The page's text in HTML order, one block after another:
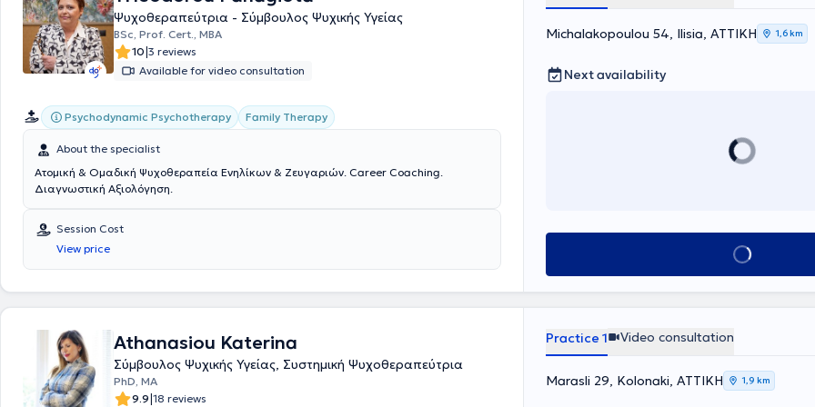
Ψυχοθεραπεύτρια - Σύμβουλος Ψυχικής Υγείας
BSc, Prof. Cert., MBA
10|3 reviews
Available for video consultation
Psychodynamic Psychotherapy Family Therapy
About the specialist
Ατομική & Ομαδική Ψυχοθεραπεία Ενηλίκων & Ζευγαριών. Career Coaching.
Διαγνωστική Αξιολόγηση.
Session Cost
View price
Michalakopoulou 54, Ilisia, ΑΤΤΙΚΗ 1,6 km
Next availability
Book appointment
Athanasiou Katerina
Σύμβουλος Ψυχικής Υγείας, Συστημική Ψυχοθεραπεύτρια
PhD, MA
9.9|18 reviews
Practice 1 Video consultation
Marasli 29, Kolonaki, ΑΤΤΙΚΗ 1,9 km